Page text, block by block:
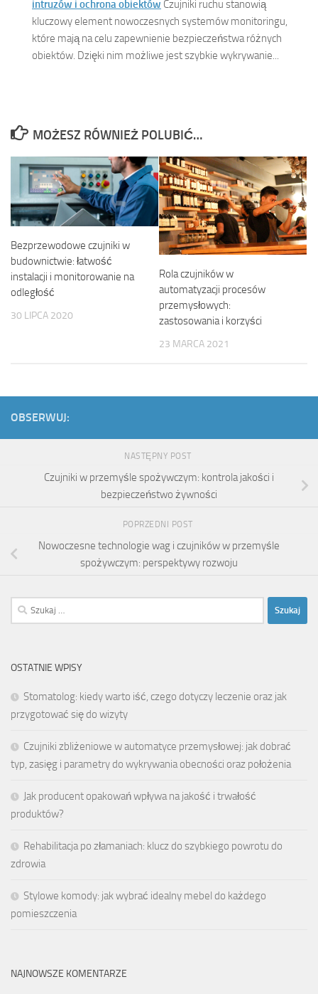
intruzów i ochrona obiektów Czujniki ruchu stanowią
kluczowy element nowoczesnych systemów monitoringu,
które mają na celu zapewnienie bezpieczeństwa różnych
obiektów. Dzięki nim możliwe jest szybkie wykrywanie...
MOŻESZ RÓWNIEŻ POLUBIĆ…
Bezprzewodowe czujniki w
budownictwie: łatwość
instalacji i monitorowanie na
odległość
30 LIPCA 2020
Rola czujników w
automatyzacji procesów
przemysłowych:
zastosowania i korzyści
23 MARCA 2021
OBSERWUJ:
NASTĘPNY POST
Czujniki w przemyśle spożywczym: kontrola jakości i
bezpieczeństwo żywności
POPRZEDNI POST
Nowoczesne technologie wag i czujników w przemyśle
spożywczym: perspektywy rozwoju
Szukaj:
OSTATNIE WPISY
Stomatolog: kiedy warto iść, czego dotyczy leczenie oraz jak
przygotować się do wizyty
Czujniki zbliżeniowe w automatyce przemysłowej: jak dobrać
typ, zasięg i parametry do wykrywania obecności oraz położenia
Jak producent opakowań wpływa na jakość i trwałość
produktów?
Rehabilitacja po złamaniach: klucz do szybkiego powrotu do
zdrowia
Stylowe komody: jak wybrać idealny mebel do każdego
pomieszczenia
NAJNOWSZE KOMENTARZE